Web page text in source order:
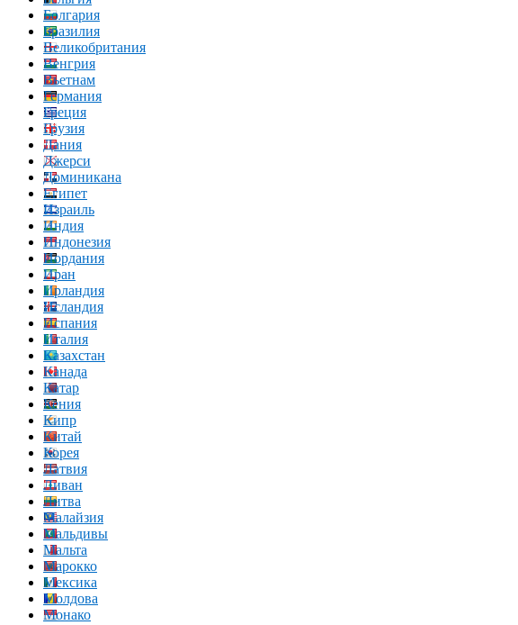
Болгария
Бразилия
Великобритания
Венгрия
Вьетнам
Германия
Греция
Грузия
Дания
Джерси
Доминикана
Египет
Израиль
Индия
Индонезия
Иордания
Иран
Ирландия
Исландия
Испания
Италия
Казахстан
Канада
Катар
Кения
Кипр
Китай
Корея
Латвия
Ливан
Литва
Малайзия
Мальдивы
Мальта
Марокко
Мексика
Молдова
Монако